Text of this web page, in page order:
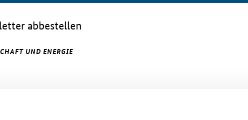
abbestellen
UND ENERGIE